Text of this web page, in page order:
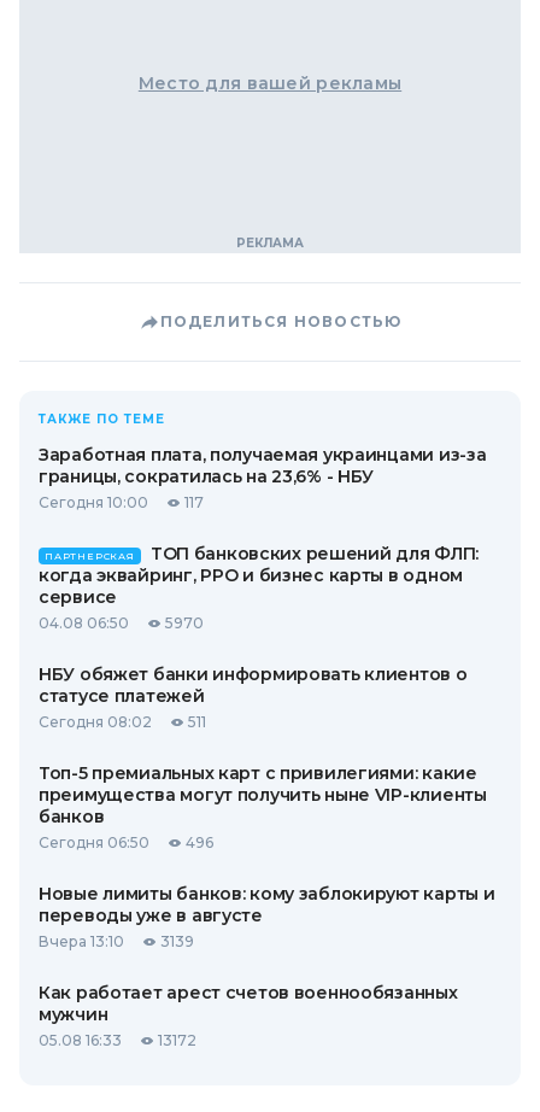
Место для вашей рекламы
ПОДЕЛИТЬСЯ НОВОСТЬЮ
ТАКЖЕ ПО ТЕМЕ
Заработная плата, получаемая украинцами из-за
границы, сократилась на 23,6% - НБУ
Сегодня 10:00 117
ПАРТНЕРСКАЯ
ТОП банковских решений для ФЛП:
когда эквайринг, РРО и бизнес карты в одном
сервисе
04.08 06:50 5970
НБУ обяжет банки информировать клиентов о
статусе платежей
Сегодня 08:02 511
Топ-5 премиальных карт с привилегиями: какие
преимущества могут получить ныне VIP-клиенты
банков
Сегодня 06:50 496
Новые лимиты банков: кому заблокируют карты и
переводы уже в августе
Вчера 13:10 3139
Как работает арест счетов военнообязанных
мужчин
05.08 16:33 13172